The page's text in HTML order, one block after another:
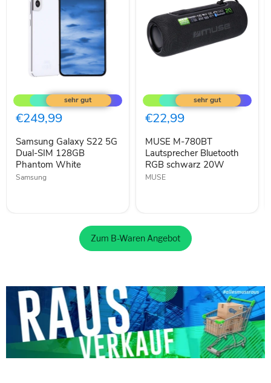
Galaxy
S22
5G
Dual-
128GB
Phantom
White
€249,99
Samsung Galaxy S22 5G
Dual-SIM 128GB
Phantom White
Samsung
M-
780BT
Lautsprecher
Bluetooth
schwarz
20W
€22,99
MUSE M-780BT
Lautsprecher Bluetooth
RGB schwarz 20W
MUSE
Zum B-Waren Angebot